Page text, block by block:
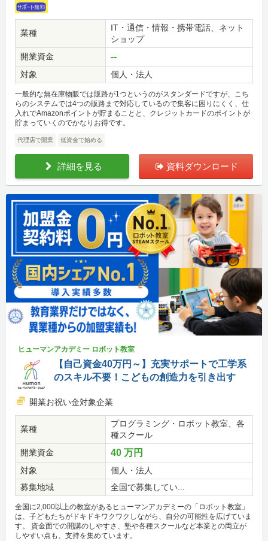
業種
IT・通信・情報・携帯電話、ネット
ショップ
開業資金
--
対象 個人・法人
一般的な無在庫物販では販路が1つというのがスタンダードですが、こち
らのシステムでは4つの販路まで対応しているので集客に困りにくく、仕
入れでAmazonポイントが貯まることと、クレジットカードのポイントが
貯まっていくのでかなりお得です。
代理店で開業 低資金で始める
詳細を見る 資料ダウンロード
ヒューマンアカデミー ロボット教室
【自己資金40万円～】充実サポートで工学系
のスキル不要！こどもの創造力を引き出す
開業お祝い金対象企業
業種
プログラミング・ロボット教室、各
種スクール
開業資金
40 万円
対象
個人・法人
募集地域
全国で募集してい...
全国に2,000以上の教室があるヒューマンアカデミーの「ロボット教室」
は、子どもたちがドキドキワクワクしながら、自分の可能性を広げていま
す。 資金面での開講のしやすさ、塾や各種スクールなど本業との両立が
しやすい点も、支持を集めています。